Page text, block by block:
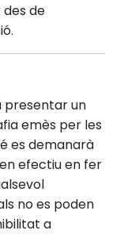
de
presentar un
emès per les
es demanarà
efectiu en fer
no es poden
a